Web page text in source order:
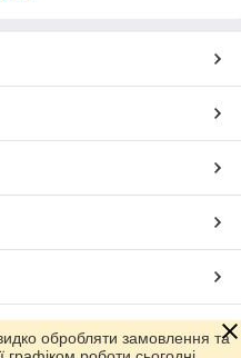
Prom.ua
обробляти замовлення та